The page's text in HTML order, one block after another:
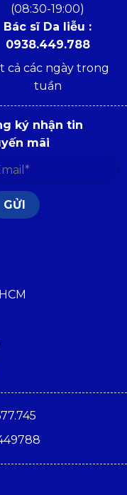
(08:30-19:00)
Bác sĩ Da liễu :
0938.449.788
cả các ngày trong
tuần
ký nhận tin
mãi